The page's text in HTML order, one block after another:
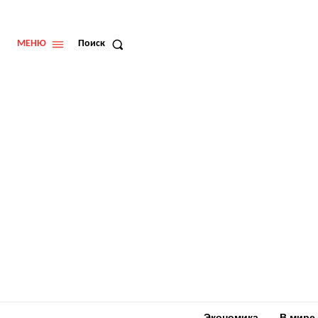
МЕНЮ Поиск